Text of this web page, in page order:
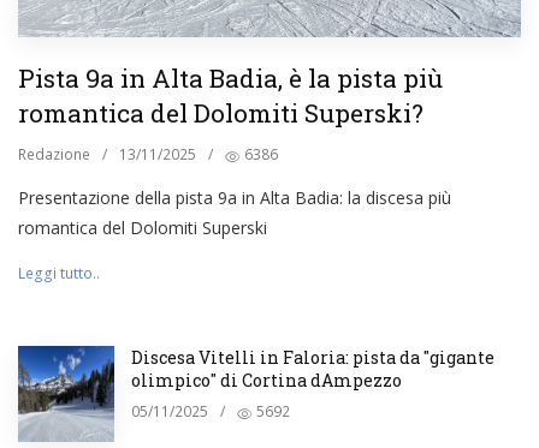
Pista 9a in Alta Badia, è la pista più
romantica del Dolomiti Superski?
Redazione / 13/11/2025 / 6386
Presentazione della pista 9a in Alta Badia: la discesa più
romantica del Dolomiti Superski
Leggi tutto..
Discesa Vitelli in Faloria: pista da "gigante
olimpico" di Cortina dAmpezzo
05/11/2025 / 5692